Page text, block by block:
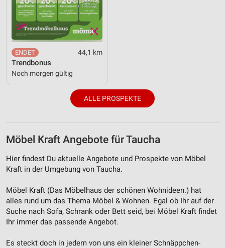
44,1 km
Trendbonus
Noch morgen gültig
ALLE PROSPEKTE
Möbel Kraft Angebote für Taucha
Hier findest Du aktuelle Angebote und Prospekte von Möbel
Kraft in der Umgebung von Taucha.
Möbel Kraft (Das Möbelhaus der schönen Wohnideen.) hat
alles rund um das Thema Möbel & Wohnen. Egal ob Ihr auf der
Suche nach Sofa, Schrank oder Bett seid, bei Möbel Kraft findet
Ihr immer das passende Angebot.
Es steckt doch in jedem von uns ein kleiner Schnäppchen-